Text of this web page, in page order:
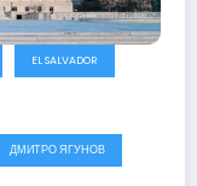
EL SALVADOR
ДМИТРО ЯГУНОВ